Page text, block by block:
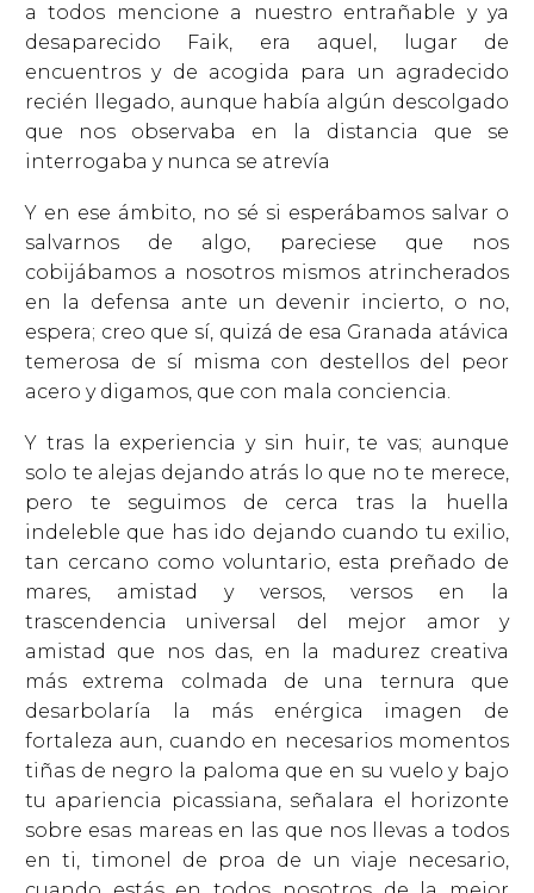
a todos mencione a nuestro entrañable y ya
desaparecido Faik, era aquel, lugar de
encuentros y de acogida para un agradecido
recién llegado, aunque había algún descolgado
que nos observaba en la distancia que se
interrogaba y nunca se atrevía
Y en ese ámbito, no sé si esperábamos salvar o
salvarnos de algo, pareciese que nos
cobijábamos a nosotros mismos atrincherados
en la defensa ante un devenir incierto, o no,
espera; creo que sí, quizá de esa Granada atávica
temerosa de sí misma con destellos del peor
acero y digamos, que con mala conciencia.
Y tras la experiencia y sin huir, te vas; aunque
solo te alejas dejando atrás lo que no te merece,
pero te seguimos de cerca tras la huella
indeleble que has ido dejando cuando tu exilio,
tan cercano como voluntario, esta preñado de
mares, amistad y versos, versos en la
trascendencia universal del mejor amor y
amistad que nos das, en la madurez creativa
más extrema colmada de una ternura que
desarbolaría la más enérgica imagen de
fortaleza aun, cuando en necesarios momentos
tiñas de negro la paloma que en su vuelo y bajo
tu apariencia picassiana, señalara el horizonte
sobre esas mareas en las que nos llevas a todos
en ti, timonel de proa de un viaje necesario,